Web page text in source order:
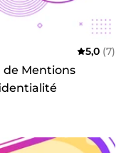
5,0 (7)
de Mentions